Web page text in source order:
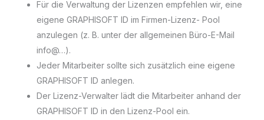
Für die Verwaltung der Lizenzen empfehlen wir, eine
eigene GRAPHISOFT ID im Firmen-Lizenz- Pool
anzulegen (z. B. unter der allgemeinen Büro-E-Mail
info@…).
Jeder Mitarbeiter sollte sich zusätzlich eine eigene
GRAPHISOFT ID anlegen.
Der Lizenz-Verwalter lädt die Mitarbeiter anhand der
GRAPHISOFT ID in den Lizenz-Pool ein.